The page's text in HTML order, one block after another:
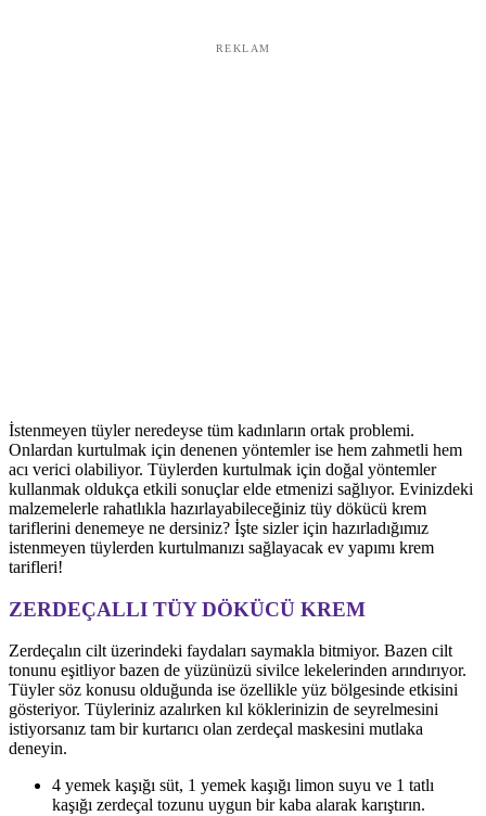
REKLAM
İstenmeyen tüyler neredeyse tüm kadınların ortak problemi.
Onlardan kurtulmak için denenen yöntemler ise hem zahmetli hem
acı verici olabiliyor. Tüylerden kurtulmak için doğal yöntemler
kullanmak oldukça etkili sonuçlar elde etmenizi sağlıyor. Evinizdeki
malzemelerle rahatlıkla hazırlayabileceğiniz tüy dökücü krem
tariflerini denemeye ne dersiniz? İşte sizler için hazırladığımız
istenmeyen tüylerden kurtulmanızı sağlayacak ev yapımı krem
tarifleri!
ZERDEÇALLI TÜY DÖKÜCÜ KREM
Zerdeçalın cilt üzerindeki faydaları saymakla bitmiyor. Bazen cilt
tonunu eşitliyor bazen de yüzünüzü sivilce lekelerinden arındırıyor.
Tüyler söz konusu olduğunda ise özellikle yüz bölgesinde etkisini
gösteriyor. Tüyleriniz azalırken kıl köklerinizin de seyrelmesini
istiyorsanız tam bir kurtarıcı olan zerdeçal maskesini mutlaka
deneyin.
4 yemek kaşığı süt, 1 yemek kaşığı limon suyu ve 1 tatlı
kaşığı zerdeçal tozunu uygun bir kaba alarak karıştırın.